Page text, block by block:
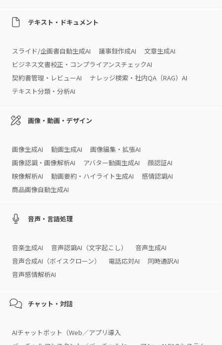
テキスト・ドキュメント
スライド/企画書自動生成AI 議事録作成AI
文章生成AI
ビジネス文書校正・コンプライアンスチェックAI
契約書管理・レビューAI
ナレッジ検索・社内QA（RAG）AI
テキスト分類・分析AI
画像・動画・デザイン
画像生成AI 動画生成AI
画像編集・拡張AI
画像認識・画像解析AI
アバター動画生成AI
顔認証AI
映像解析AI
動画要約・ハイライト生成AI
感情認識AI
商品画像自動生成AI
音声・言語処理
音楽生成AI 音声認識AI（文字起こし）
音声生成AI
音声合成AI（ボイスクローン）
電話応対AI
同時通訳AI
音声感情解析AI
チャット・対話
AIチャットボット（Web／アプリ導入